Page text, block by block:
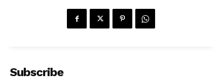
Subscribe